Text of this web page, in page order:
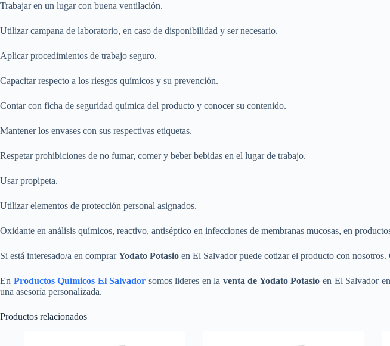
Trabajar en un lugar con buena ventilación.
Utilizar campana de laboratorio, en caso de disponibilidad y ser necesario.
Aplicar procedimientos de trabajo seguro.
Capacitar respecto a los riesgos químicos y su prevención.
Contar con ficha de seguridad química del producto y conocer su contenido.
Mantener los envases con sus respectivas etiquetas.
Respetar prohibiciones de no fumar, comer y beber bebidas en el lugar de trabajo.
Usar propipeta.
Utilizar elementos de protección personal asignados.
Oxidante en análisis químicos, reactivo, antiséptico en infecciones de membranas mucosas, en
Si está interesado/a en comprarYodato Potasio en El Salvador puede cotizar el producto con
En Productos Químicos El Salvador somos lideres en la venta de Yodato Potasio en El Salvador
una asesoría personalizada.
Productos relacionados